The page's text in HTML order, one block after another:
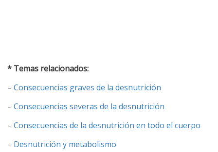
* Temas relacionados:
– Consecuencias graves de la desnutrición
– Consecuencias severas de la desnutrición
– Consecuencias de la desnutrición en todo el cuerpo
– Desnutrición y metabolismo